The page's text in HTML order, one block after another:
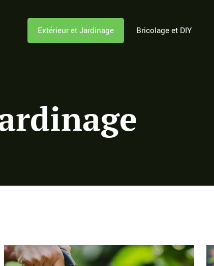
Extérieur et Jardinage Bricolage et DIY